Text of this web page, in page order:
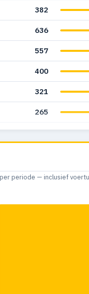
382
636
557
400
321
265
249
70
periode — inclusief